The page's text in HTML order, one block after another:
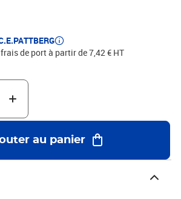
mariage, Saint-Valentin ou Pâques.
la diversité de produits de C.E.PATTBERG
les nombreux avantages de la qualité
de port à partir de 7,42 € HT
au panier